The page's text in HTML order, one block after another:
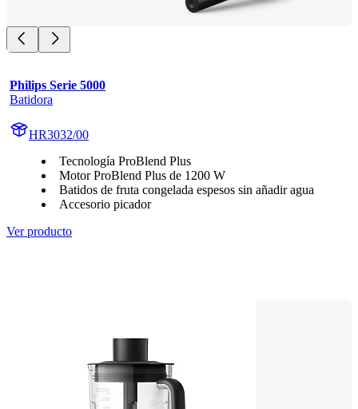
Philips Serie 5000
Batidora
HR3032/00
Tecnología ProBlend Plus
Motor ProBlend Plus de 1200 W
Batidos de fruta congelada espesos sin añadir agua
Accesorio picador
Ver producto